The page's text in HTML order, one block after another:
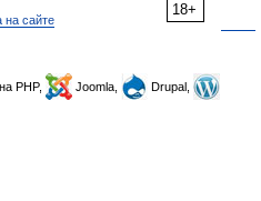
18+
на сайте
PHP, Joomla,
Drupal,